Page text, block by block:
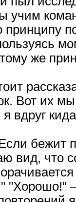
учим
же
Вот их
я вдруг
бежит
вид, что
"Хорошо!"